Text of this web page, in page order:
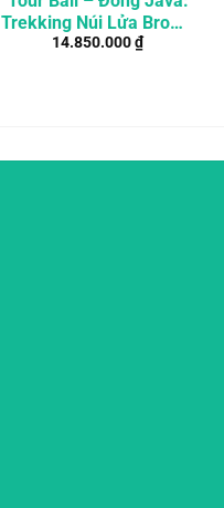
Trekking Núi Lửa Bromo
– Ijen – Nusa Penida
14.850.000₫